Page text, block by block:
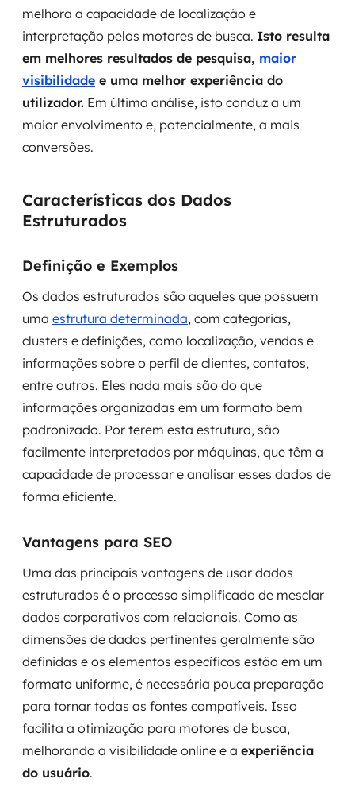
Pentest
DevSecOps
MSS
Consultoria de segurança
Segurança de aplicações e Cloud
melhora a capacidade de localização e
interpretação pelos motores de busca. Isto resulta
em melhores resultados de pesquisa, maior
visibilidade e uma melhor experiência do
utilizador. Em última análise, isto conduz a um
maior envolvimento e, potencialmente, a mais
conversões.
Características dos Dados
Estruturados
Definição e Exemplos
Os dados estruturados são aqueles que possuem
uma estrutura determinada, com categorias,
clusters e definições, como localização, vendas e
informações sobre o perfil de clientes, contatos,
entre outros. Eles nada mais são do que
informações organizadas em um formato bem
padronizado. Por terem esta estrutura, são
facilmente interpretados por máquinas, que têm a
capacidade de processar e analisar esses dados de
forma eficiente.
Vantagens para SEO
Uma das principais vantagens de usar dados
estruturados é o processo simplificado de mesclar
dados corporativos com relacionais. Como as
dimensões de dados pertinentes geralmente são
definidas e os elementos específicos estão em um
formato uniforme, é necessária pouca preparação
para tornar todas as fontes compatíveis. Isso
facilita a otimização para motores de busca,
melhorando a visibilidade online e a experiência
do usuário.